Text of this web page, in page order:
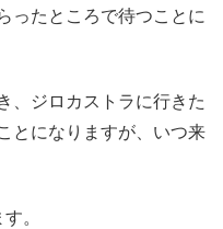
ったところで待つことに
、ジロカストラに行きた
とになりますが、いつ来
。